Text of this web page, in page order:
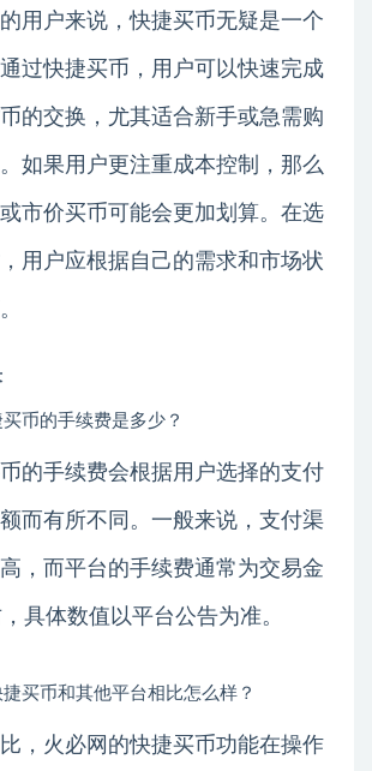
用户来说，快捷买币无疑是一个
过快捷买币，用户可以快速完成
的交换，尤其适合新手或急需购
如果用户更注重成本控制，那么
市价买币可能会更加划算。在选
用户应根据自己的需求和市场状
币的手续费是多少？
的手续费会根据用户选择的支付
而有所不同。一般来说，支付渠
，而平台的手续费通常为交易金
具体数值以平台公告为准。
买币和其他平台相比怎么样？
，火必网的快捷买币功能在操作